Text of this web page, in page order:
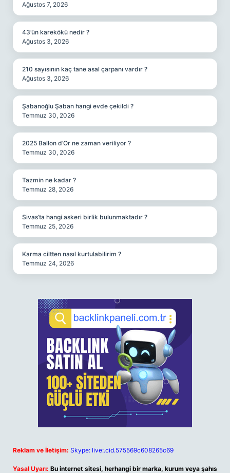
Ağustos 7, 2026
43’ün karekökü nedir ?
Ağustos 3, 2026
210 sayısının kaç tane asal çarpanı vardır ?
Ağustos 3, 2026
Şabanoğlu Şaban hangi evde çekildi ?
Temmuz 30, 2026
2025 Ballon d’Or ne zaman veriliyor ?
Temmuz 30, 2026
Tazmin ne kadar ?
Temmuz 28, 2026
Sivas’ta hangi askeri birlik bulunmaktadır ?
Temmuz 25, 2026
Karma ciltten nasıl kurtulabilirim ?
Temmuz 24, 2026
Reklam ve İletişim: Skype: live:.cid.575569c608265c69
Yasal Uyarı: Bu internet sitesi, herhangi bir marka, kurum veya şahıs